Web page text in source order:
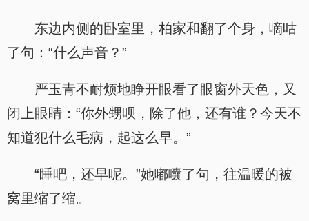
东边内侧的卧室里，柏家和翻了个身，嘀咕
了句：“什么声音？”
严玉青不耐烦地睁开眼看了眼窗外天色，又
闭上眼睛：“你外甥呗，除了他，还有谁？今天不
知道犯什么毛病，起这么早。”
“睡吧，还早呢。”她嘟囔了句，往温暖的被
窝里缩了缩。